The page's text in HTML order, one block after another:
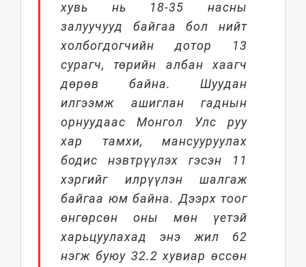
хувь нь 18-35 насны
залуучууд байгаа бол нийт
холбогдогчийн дотор 13
сурагч, төрийн албан хаагч
дөрөв байна. Шуудан
илгээмж ашиглан гаднын
орнуудаас Монгол Улс руу
хар тамхи, мансууруулах
бодис нэвтрүүлэх гэсэн 11
хэргийг илрүүлэн шалгаж
байгаа юм байна. Дээрх тоог
өнгөрсөн оны мөн үетэй
харьцуулахад энэ жил 62
нэгж буюу 32.2 хувиар өссөн